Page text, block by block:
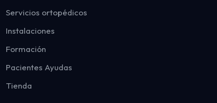
Servicios ortopédicos
Instalaciones
Formación
Pacientes Ayudas
Tienda